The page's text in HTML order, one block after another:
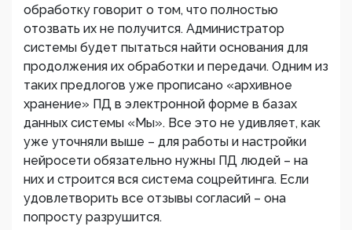
обработку говорит о том, что полностью
отозвать их не получится. Администратор
системы будет пытаться найти основания для
продолжения их обработки и передачи. Одним из
таких предлогов уже прописано «архивное
хранение» ПД в электронной форме в базах
данных системы «Мы». Все это не удивляет, как
уже уточняли выше – для работы и настройки
нейросети обязательно нужны ПД людей – на
них и строится вся система соцрейтинга. Если
удовлетворить все отзывы согласий – она
попросту разрушится.